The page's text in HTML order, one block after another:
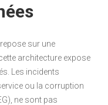
repose sur une
architecture expose
Les incidents
ou la corruption
ne sont pas